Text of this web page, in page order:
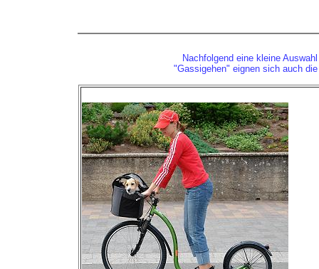
Nachfolgend eine kleine
"Gassigehen" eignen sich auch